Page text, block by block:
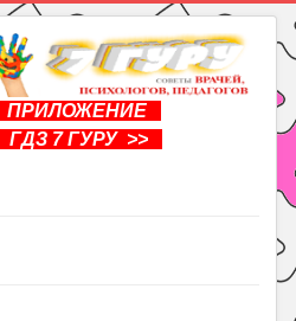
ПРИЛОЖЕНИЕ
ГДЗ 7 ГУРУ >>